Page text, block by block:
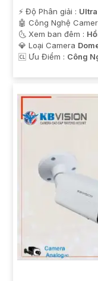
️⚡ Độ Phân giải :
🤖️ Công Nghệ
🌜 Xem ban đêm :
💎 Loại Camera
️🆑 Ưu Điểm : Công